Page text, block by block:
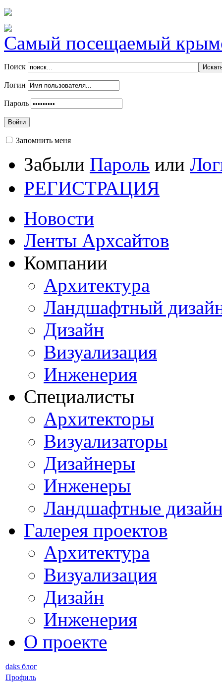
Самый посещаемый
Поиск
Логин
Пароль
Войти
Запомнить меня
Забыли Пароль или
РЕГИСТРАЦИЯ
Новости
Ленты Архсайтов
Компании
Архитектура
Ландшафтный
Дизайн
Визуализация
Инженерия
Специалисты
Архитекторы
Визуализаторы
Дизайнеры
Инженеры
Ландшафтные
Галерея проектов
Архитектура
Визуализация
Дизайн
Инженерия
О проекте
daks блог
Профиль